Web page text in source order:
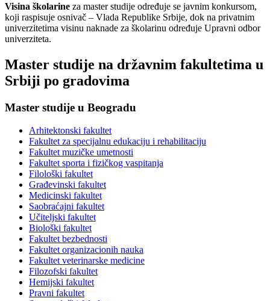
Visina školarine za master studije određuje se javnim konkursom,
koji raspisuje osnivač – Vlada Republike Srbije, dok na privatnim
univerzitetima visinu naknade za školarinu određuje Upravni odbor
univerziteta.
Master studije na državnim fakultetima u
Srbiji po gradovima
Master studije u Beogradu
Arhitektonski fakultet
Fakultet za specijalnu edukaciju i rehabilitaciju
Fakultet muzičke umetnosti
Fakultet sporta i fizičkog vaspitanja
Filološki fakultet
Građevinski fakultet
Medicinski fakultet
Saobraćajni fakultet
Učiteljski fakultet
Biološki fakultet
Fakultet bezbednosti
Fakultet organizacionih nauka
Fakultet veterinarske medicine
Filozofski fakultet
Hemijski fakultet
Pravni fakultet